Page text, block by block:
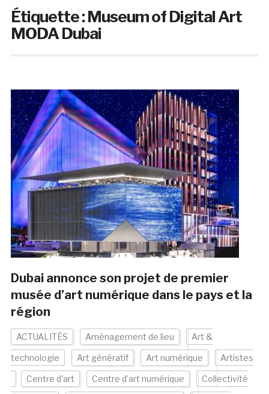
Étiquette :Museum of Digital Art
MODA Dubai
Dubai annonce son projet de premier
musée d’art numérique dans le pays et la
région
ACTUALITÉS Aménagement de lieu Art &
technologie Art génératif Art numérique Artistes
Centre d'art Centre d'art numérique Collectivité